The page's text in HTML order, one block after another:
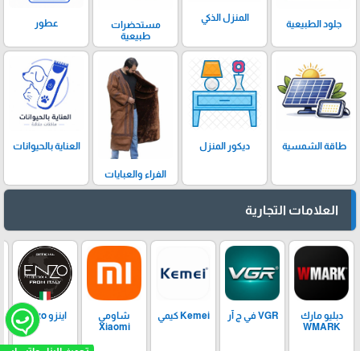
جلود الطبيعية
المنزل الذكي
مستحضرات
طبيعية
عطور
طاقة الشمسية ديكور المنزل
الفراء والعبايات
العناية بالحيوانات
العلامات التجارية
دبليو مارك
WMARK
VGR في ج آر Kemei كيمي
شاومي
Xiaomi
اينزو Enzo